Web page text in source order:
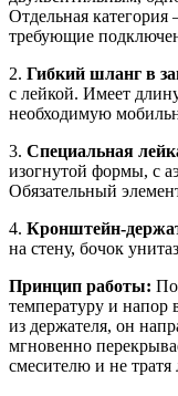
Отдельная
требующие
2. Гибкий шланг в
с лейкой. Имеет
необходимую
3. Специальная
изогнутой формы, с
Обязательный
4. Кронштейн-
на стену, бочок
Принцип работы:
температуру и
из держателя, он
мгновенно
смесителю и не